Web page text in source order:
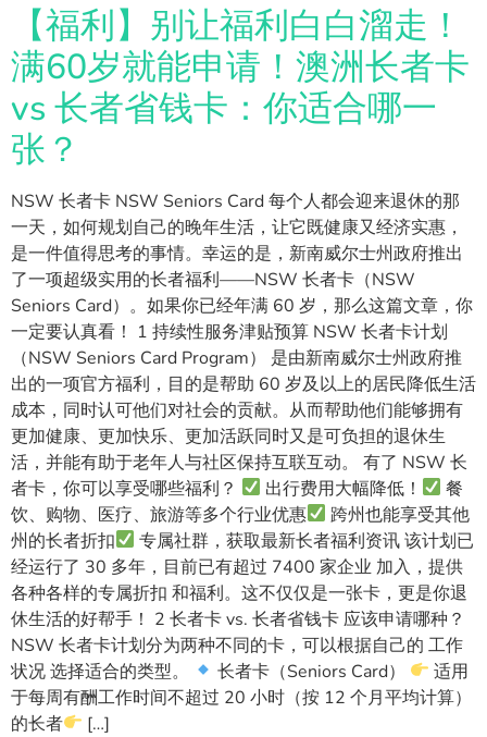
【福利】别让福利白白溜走！
满60岁就能申请！澳洲长者卡
vs 长者省钱卡：你适合哪一
张？
NSW 长者卡 NSW Seniors Card 每个人都会迎来退休的那
一天，如何规划自己的晚年生活，让它既健康又经济实惠，
是一件值得思考的事情。幸运的是，新南威尔士州政府推出
了一项超级实用的长者福利——NSW 长者卡（NSW
Seniors Card）。如果你已经年满 60 岁，那么这篇文章，你
一定要认真看！ 1 持续性服务津贴预算 NSW 长者卡计划
（NSW Seniors Card Program） 是由新南威尔士州政府推
出的一项官方福利，目的是帮助 60 岁及以上的居民降低生活
成本，同时认可他们对社会的贡献。从而帮助他们能够拥有
更加健康、更加快乐、更加活跃同时又是可负担的退休生
活，并能有助于老年人与社区保持互联互动。 有了 NSW 长
者卡，你可以享受哪些福利？
出行费用大幅降低！
餐
饮、购物、医疗、旅游等多个行业优惠
跨州也能享受其他
州的长者折扣
专属社群，获取最新长者福利资讯 该计划已
经运行了 30 多年，目前已有超过 7400 家企业 加入，提供
各种各样的专属折扣 和福利。这不仅仅是一张卡，更是你退
休生活的好帮手！ 2 长者卡 vs. 长者省钱卡 应该申请哪种？
NSW 长者卡计划分为两种不同的卡，可以根据自己的 工作
状况 选择适合的类型。
长者卡（Seniors Card）
适用
于每周有酬工作时间不超过 20 小时（按 12 个月平均计算）
的长者
[…]